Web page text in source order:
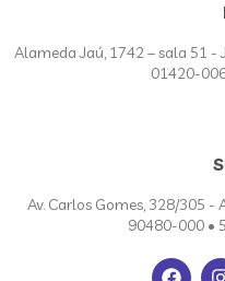
Alameda Jaú, 1742 – sala 51 -
01420-
Av. Carlos Gomes, 328/305 -
90480-000 •